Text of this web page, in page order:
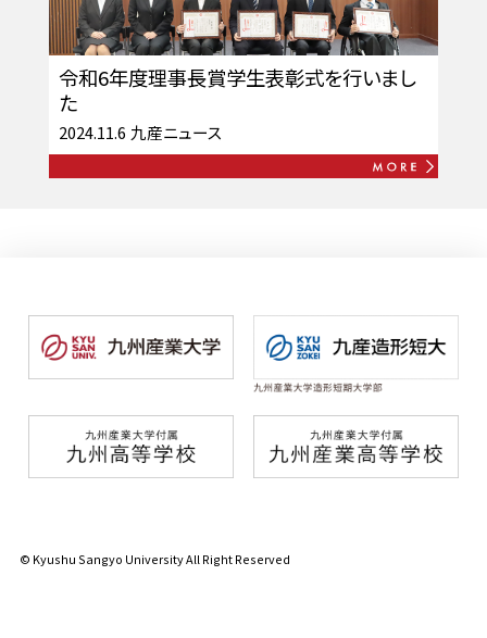
令和6年度理事長賞学生表彰式を行いまし
た
2024.11.6 九産ニュース
© Kyushu Sangyo University All Right Reserved